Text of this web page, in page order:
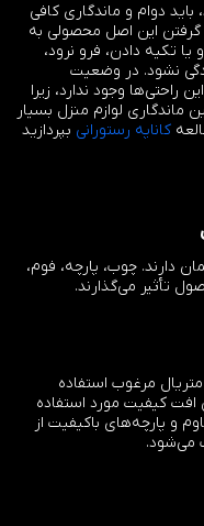
باید دوام و ماندگاری کافی
گرفتن این اصل محصولی به
تکیه دادن، فرو نرود،
نشود. در وضعیت
راحتی‌ها وجود ندارد، زیرا
ماندگاری لوازم منزل بسیار
کاناپه رستورانی بپردازید
دارند. چوب، پارچه، فوم،
تأثیر می‌گذارند.
مرغوب استفاده
کیفیت مورد استفاده
و پارچه‌های باکیفیت از
می‌شود.